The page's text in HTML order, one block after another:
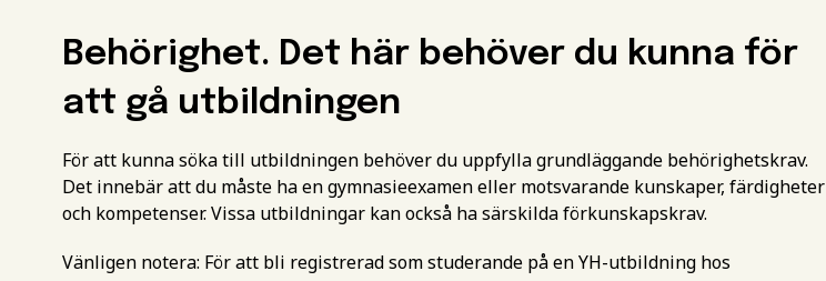
Behörighet. Det här behöver du kunna för
att gå utbildningen
För att kunna söka till utbildningen behöver du uppfylla grundläggande behörighetskrav.
Det innebär att du måste ha en gymnasieexamen eller motsvarande kunskaper, färdigheter
och kompetenser. Vissa utbildningar kan också ha särskilda förkunskapskrav.
Vänligen notera: För att bli registrerad som studerande på en YH-utbildning hos